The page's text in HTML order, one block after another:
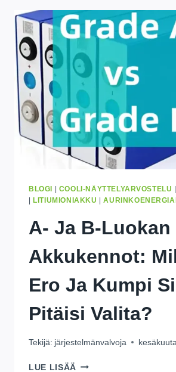
ELÄMÄÄ
MUUTTAVAT
EDUT
BLOGI COOLI-NÄYTTELYARVOSTELU
LITIUMIONIAKKU |
A- Ja B-Luokan
Akkukennot:
Ero Ja Kumpi
Pitäisi Valita?
Tekijä: järjestelmänvalvoja
LUE LISÄÄ A-